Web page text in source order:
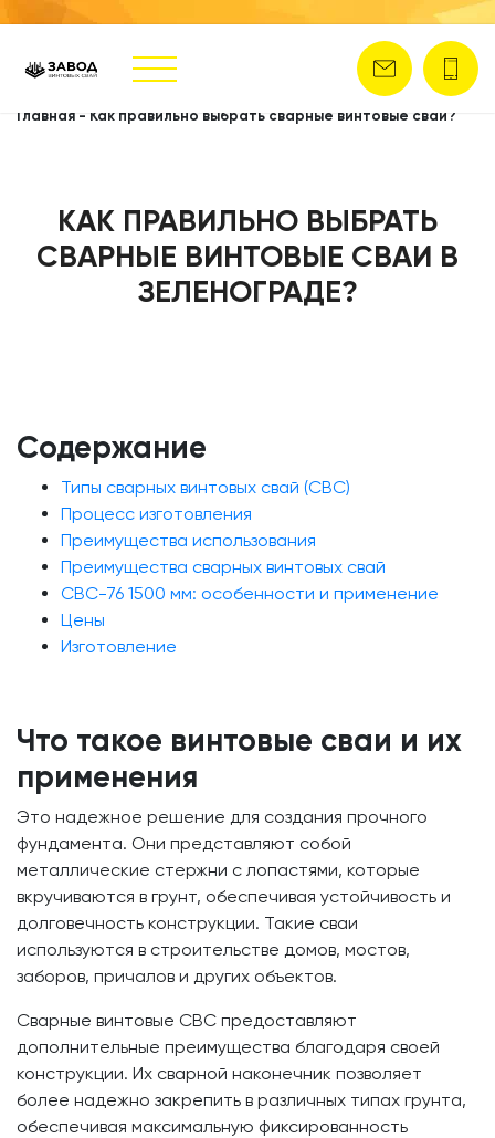
Главная - Как правильно выбрать сварные винтовые сваи?
КАК ПРАВИЛЬНО ВЫБРАТЬ
СВАРНЫЕ ВИНТОВЫЕ СВАИ В
ЗЕЛЕНОГРАДЕ?
Содержание
Типы сварных винтовых свай (СВС)
Процесс изготовления
Преимущества использования
Преимущества сварных винтовых свай
СВС-76 1500 мм: особенности и применение
Цены
Изготовление
Что такое винтовые сваи и их
применения
Это надежное решение для создания прочного
фундамента. Они представляют собой
металлические стержни с лопастями, которые
вкручиваются в грунт, обеспечивая устойчивость и
долговечность конструкции. Такие сваи
используются в строительстве домов, мостов,
заборов, причалов и других объектов.
Сварные винтовые СВС предоставляют
дополнительные преимущества благодаря своей
конструкции. Их сварной наконечник позволяет
более надежно закрепить в различных типах грунта,
обеспечивая максимальную фиксированность